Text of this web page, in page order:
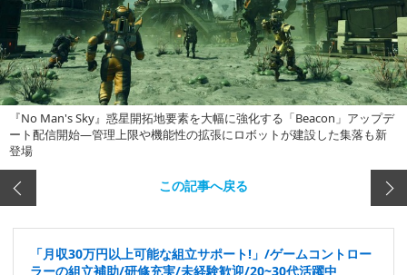
『No Man's Sky』惑星開拓地要素を大幅に強化する「Beacon」アップデ
ート配信開始―管理上限や機能性の拡張にロボットが建設した集落も新
登場
この記事へ戻る
「月収30万円以上可能な組立サポート!」/ゲームコントロー
ラーの組立補助/研修充実/未経験歓迎/20~30代活躍中